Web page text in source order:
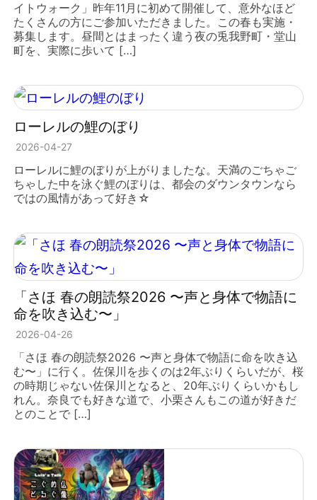
イトウォーク」昨年11月に初めて開催して、意外なほど
たくさんの方にご参加いただきました。この春も実施・
募集します。昼間とはまったく違う夜の兎我野町・堂山
町を、実際に歩いて […]
ローレルの鯉のぼり
2026-04-27
ローレルに鯉のぼりが上がりましたな。天満のごちゃご
ちゃした中を泳ぐ鯉のぼりは、都会のダウンタウンなら
ではの風情があって好き☆
「さほ 春の朗読祭2026 〜声と身体で物語に
命を吹き込む〜」
2026-04-26
「さほ 春の朗読祭2026 〜声と身体で物語に命を吹き込
む〜」に行く。佐保川を歩くのは2年ぶりくらいだが、桜
の時期じゃない佐保川となると、20年ぶりくらいかもし
れん。奈良でも好きな道で、小栗さんもこの道が好きだ
とのことで […]